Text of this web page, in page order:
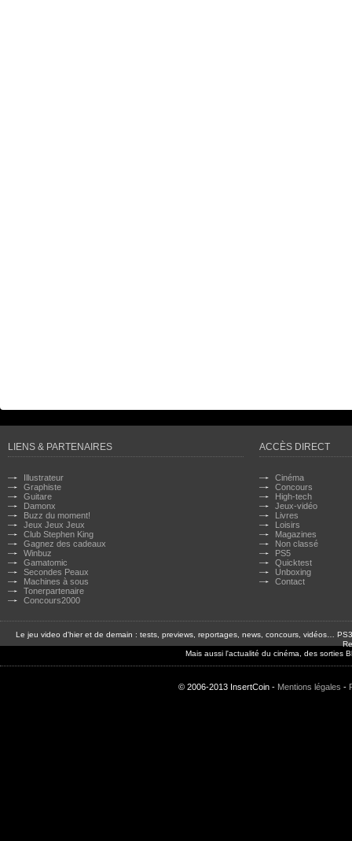
LIENS & PARTENAIRES
Illustrateur
Graphiste
Guitare
Damonx
Buzz du moment!
Jeux Jeux Jeux
Club Stephen King
Gagnez des cadeaux
Winbuz
Gamatomic
Secondes Peaux
Machines à sous
Tonerpartenaire
Concours2000
ACCÈS DIRECT
Cinéma
Concours
High-tech
Jeux-vidéo
Livres
Loisirs
Magazines
Non classé
PS5
Quicktest
Unboxing
Contact
Le jeu video d'hier et de demain : tests, previews, reportages, news, concours, vidéos…
Mais aussi l'actualité du cinéma, des sorties
© 2006-2013 InsertCoin - Mentions légales -